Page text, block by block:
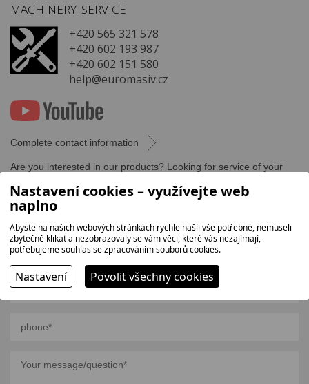
MACHINERY SERVICE
+420 565 321 578
+420 602 193 987
+420 602 151 580
help@euromasiv.cz
Complete contact information
Are you interested in our products? Looking for service of your
Nastavení cookies – využívejte web
naplno
Abyste na našich webových stránkách rychle našli vše potřebné, nemuseli
zbytečně klikat a nezobrazovaly se vám věci, které vás nezajímají,
potřebujeme souhlas se zpracováním souborů cookies.
Nastavení Povolit všechny cookies